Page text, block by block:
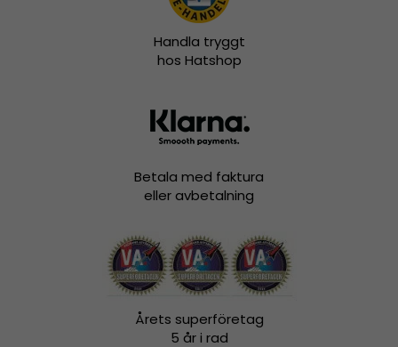
Handla tryggt
hos Hatshop
Betala med faktura
eller avbetalning
Årets superföretag
5 år i rad